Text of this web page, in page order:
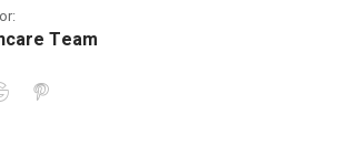
Team